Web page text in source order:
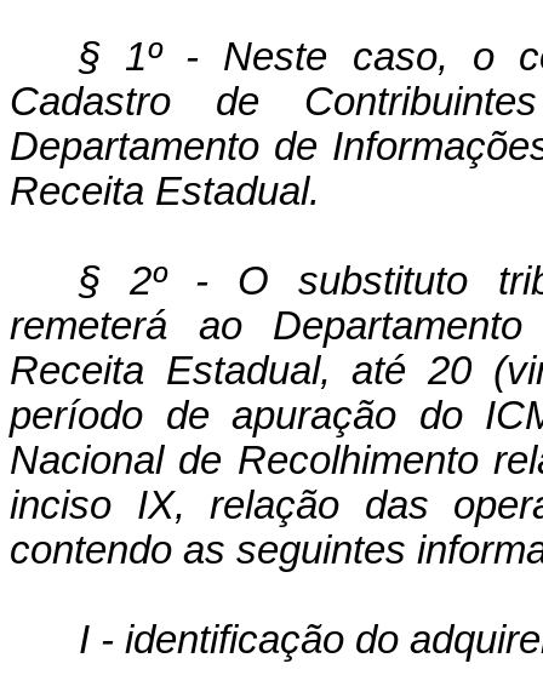
§ 1º - Neste caso, o
Cadastro de
Departamento de
Receita Estadual.
§ 2º - O substituto
remeterá ao
Receita Estadual, até 20
período de apuração do
Nacional de Recolhimento
inciso IX, relação das
contendo as seguintes
I - identificação do